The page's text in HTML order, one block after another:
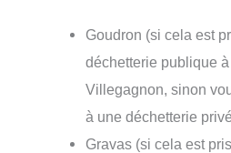
Goudron (si cela est
déchetterie publique
Villegagnon, sinon
à une déchetterie
Gravas (si cela est